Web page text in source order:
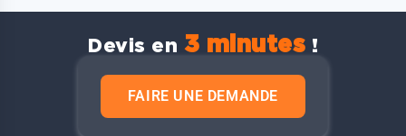
Devis en 3 minutes !
FAIRE UNE DEMANDE